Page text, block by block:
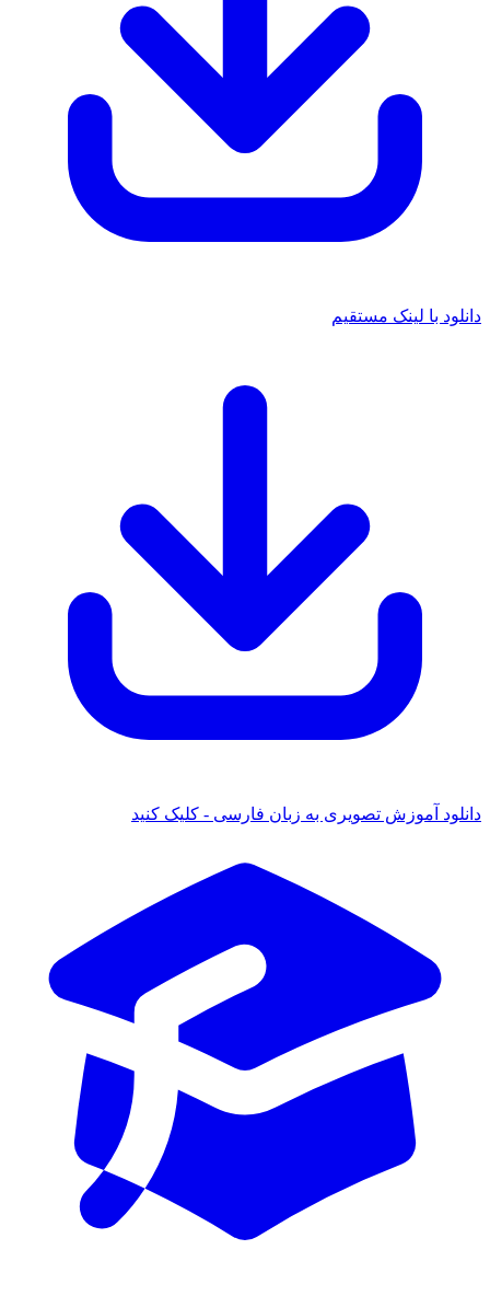
با لینک مستقیم
آموزش تصویری به زبان فارسی - کلیک کنید